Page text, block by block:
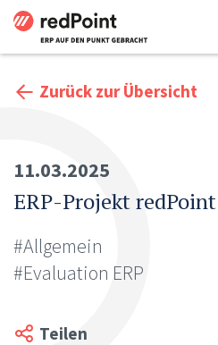
Zurück zur Übersicht
11.03.2025
ERP-Projekt redPoint
#Allgemein
#Evaluation ERP
Teilen